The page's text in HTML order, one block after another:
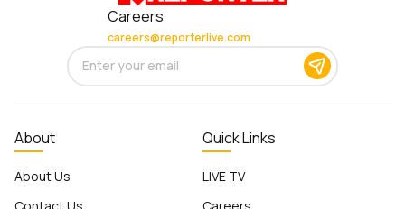
Careers
careers@reporterlive.com
About
About Us
Quick Links
LIVE TV